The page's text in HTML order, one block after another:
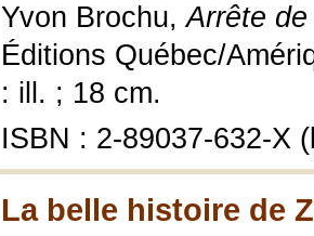
Yvon Brochu,Arrête
Éditions Québec/
: ill. ; 18 cm.
ISBN : 2-89037-632-X
La belle histoire de